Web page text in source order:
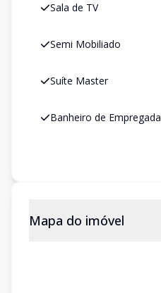
Sala de TV
Semi Mobiliado
Suíte Master
Banheiro de Empregada
Mapa do imóvel